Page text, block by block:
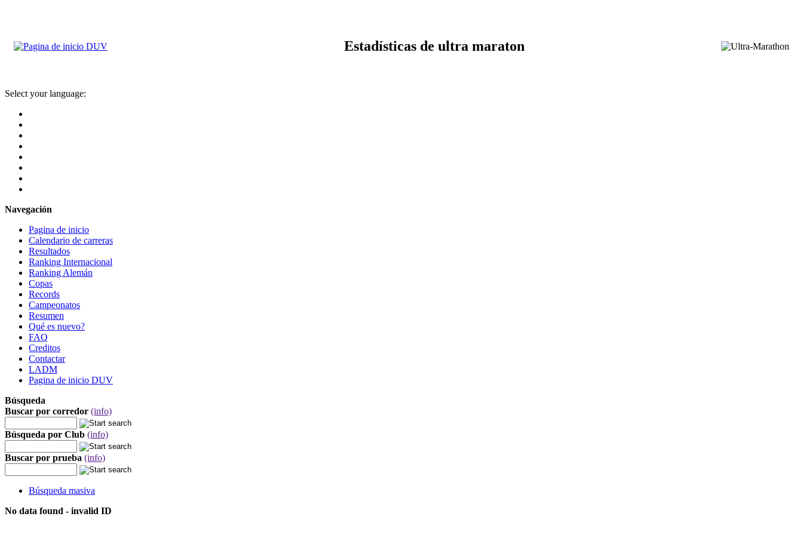
Estadísticas de ultra maraton
Select your language:
Navegación
Pagina de inicio
Calendario de carreras
Resultados
Ranking Internacional
Ranking Alemán
Copas
Records
Campeonatos
Resumen
Qué es nuevo?
FAQ
Creditos
Contactar
LADM
Pagina de inicio DUV
Búsqueda
Buscar por corredor (info)
Búsqueda por Club (info)
Buscar por prueba (info)
Búsqueda masiva
No data found - invalid ID